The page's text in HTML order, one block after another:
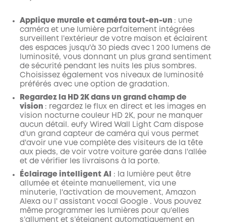
Applique murale et caméra tout-en-un : une
caméra et une lumière parfaitement intégrées
surveillent l'extérieur de votre maison et éclairent
des espaces jusqu'à 30 pieds avec 1 200 lumens de
luminosité, vous donnant un plus grand sentiment
de sécurité pendant les nuits les plus sombres.
Choisissez également vos niveaux de luminosité
préférés avec une option de gradation.
Regardez la HD 2K dans un grand champ de
vision : regardez le flux en direct et les images en
vision nocturne couleur HD 2K, pour ne manquer
aucun détail. eufy Wired Wall Light Cam dispose
d'un grand capteur de caméra qui vous permet
d'avoir une vue complète des visiteurs de la tête
aux pieds, de voir votre voiture garée dans l'allée
et de vérifier les livraisons à la porte.
Éclairage intelligent AI :
la lumière peut être
allumée et éteinte manuellement, via une
minuterie, l'activation de mouvement, Amazon
Alexa ou l' assistant vocal Google . Vous pouvez
même programmer les lumières pour qu’elles
s’allument et s’éteignent automatiquement en